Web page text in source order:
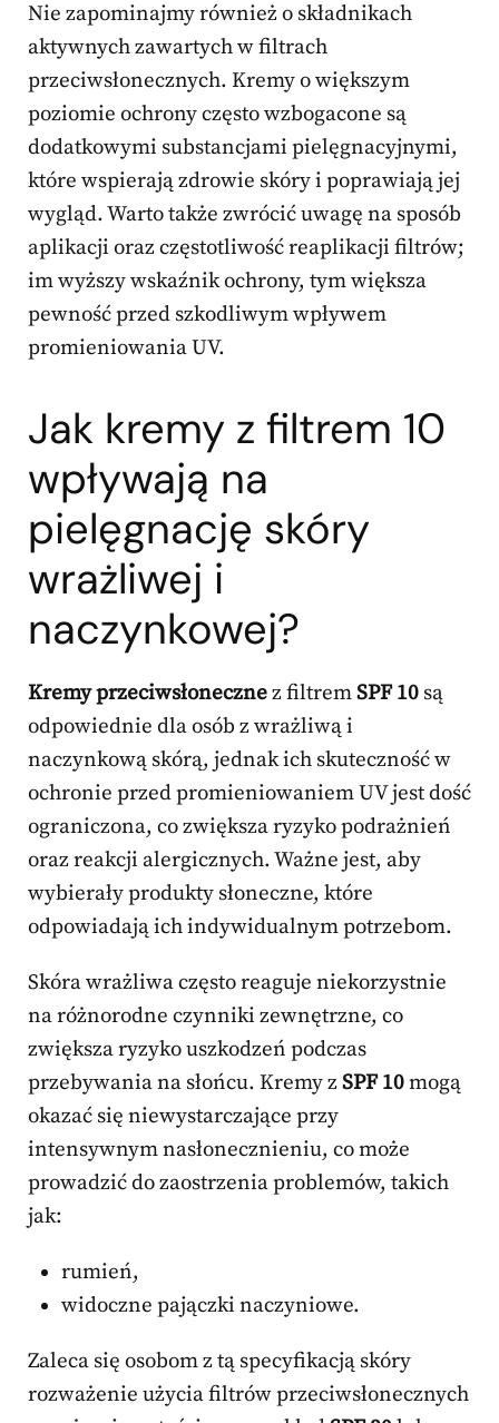
Nie zapominajmy również o składnikach
aktywnych zawartych w filtrach
przeciwsłonecznych. Kremy o większym
poziomie ochrony często wzbogacone są
dodatkowymi substancjami pielęgnacyjnymi,
które wspierają zdrowie skóry i poprawiają jej
wygląd. Warto także zwrócić uwagę na sposób
aplikacji oraz częstotliwość reaplikacji filtrów;
im wyższy wskaźnik ochrony, tym większa
pewność przed szkodliwym wpływem
promieniowania UV.
Jak kremy z filtrem 10
wpływają na
pielęgnację skóry
wrażliwej i
naczynkowej?
Kremy przeciwsłonecznez filtremSPF 10 są
odpowiednie dla osób z wrażliwą i
naczynkową skórą, jednak ich skuteczność w
ochronie przed promieniowaniem UV jest dość
ograniczona, co zwiększa ryzyko podrażnień
oraz reakcji alergicznych. Ważne jest, aby
wybierały produkty słoneczne, które
odpowiadają ich indywidualnym potrzebom.
Skóra wrażliwa często reaguje niekorzystnie
na różnorodne czynniki zewnętrzne, co
zwiększa ryzyko uszkodzeń podczas
przebywania na słońcu. Kremy zSPF 10mogą
okazać się niewystarczające przy
intensywnym nasłonecznieniu, co może
prowadzić do zaostrzenia problemów, takich
jak:
rumień,
widoczne pajączki naczyniowe.
Zaleca się osobom z tą specyfikacją skóry
rozważenie użycia filtrów przeciwsłonecznych